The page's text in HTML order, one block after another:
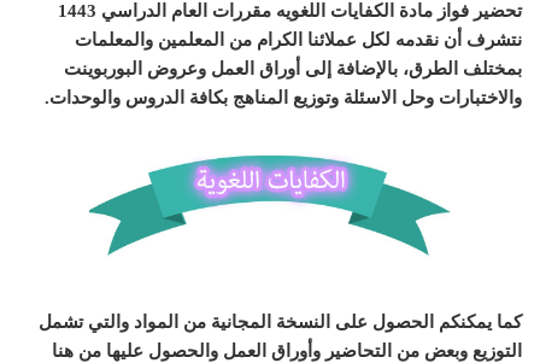
تحضير فواز مادة الكفايات اللغويه مقررات العام الدراسي 1443
نتشرف أن نقدمه لكل عملائنا الكرام من المعلمين والمعلمات
بمختلف الطرق، بالإضافة إلى أوراق العمل وعروض البوربوينت
والاختبارات وحل الاسئلة وتوزيع المناهج بكافة الدروس والوحدات.
كما يمكنكم الحصول على النسخة المجانية من المواد والتي تشمل
التوزيع وبعض من التحاضير وأوراق العمل والحصول عليها من هنا